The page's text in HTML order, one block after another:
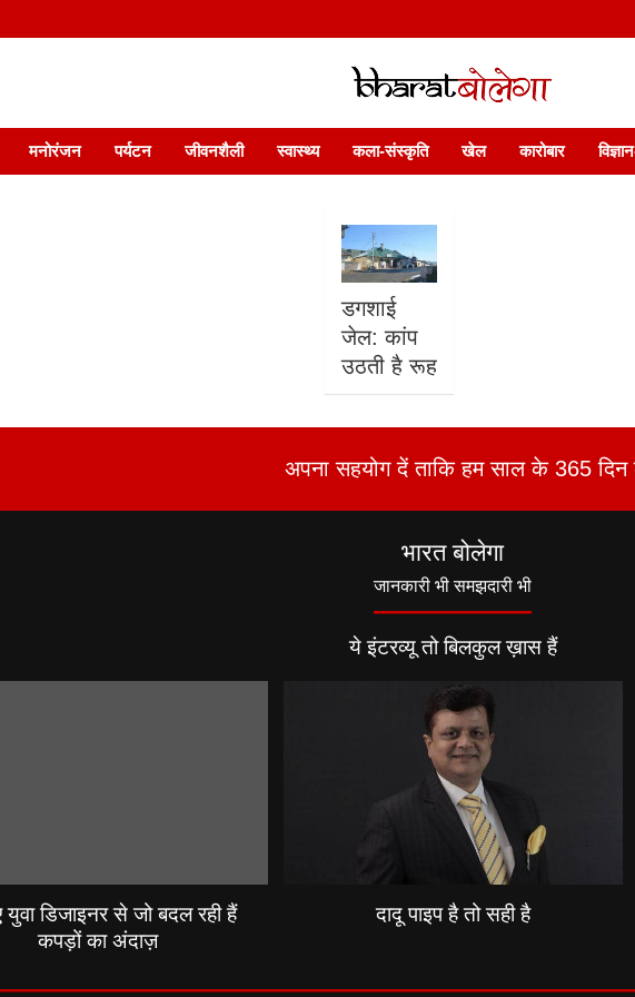
भारत बोलेगा
विचार, ऑडियो, वीडियो और फ़ीचर. भारत बोलेगा हिंदी न्यूज़ वेबसाइट India: News, Views, Info,
मनोरंजन पर्यटन जीवनशैली स्वास्थ्य कला-संस्कृति खेल कारोबार
डगशाई
जेल: कांप
उठती है रूह
अपना सहयोग दें ताकि हम साल के 365
भारत बोलेगा
जानकारी भी समझदारी भी
ये इंटरव्यू तो बिलकुल ख़ास हैं
युवा डिजाइनर से जो बदल रही हैं
कपड़ों का अंदाज़
दादू पाइप है तो सही है